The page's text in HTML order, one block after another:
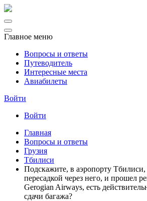
Главное меню
Вопросы и ответы
Путеводитель
Интересные места
Авиабилеты
Войти
Войти
Главная
Вопросы и ответы
Грузия
Тбилиси
Подскажите, в аэропорту
пересадкой через него, и прошел
Gerogian Airways, есть
сдачи багажа?